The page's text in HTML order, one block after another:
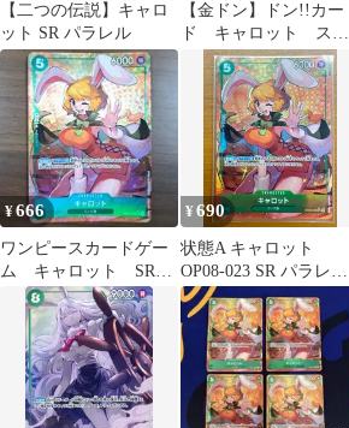
【二つの伝説】キャロ
ット SR パラレル
【金ドン】ドン!!カー
ド キャロット スー
パーパラレル ドンカ
ード
¥666
ワンピースカードゲー
ム キャロット SR
パラレルレア
¥690
状態A キャロット
OP08-023 SR パラレル
★ ONE PIECE ワンピ
ースカードゲーム